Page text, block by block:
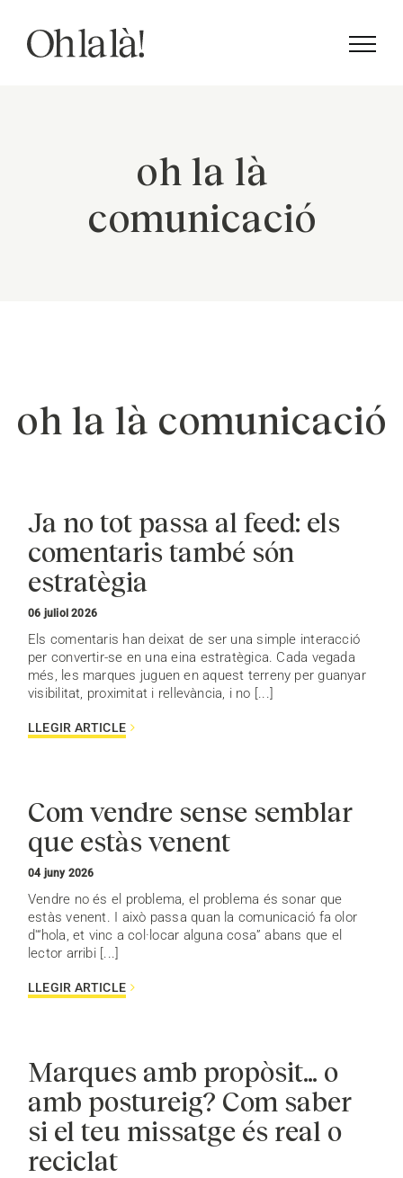
content
oh la là
comunicació
oh la là comunicació
Ja no tot passa al feed: els
comentaris també són
estratègia
06 juliol 2026
Els comentaris han deixat de ser una simple interacció
per convertir-se en una eina estratègica. Cada vegada
més, les marques juguen en aquest terreny per guanyar
visibilitat, proximitat i rellevància, i no [...]
LLEGIR ARTICLE
Com vendre sense semblar
que estàs venent
04 juny 2026
Vendre no és el problema, el problema és sonar que
estàs venent. I això passa quan la comunicació fa olor
d'“hola, et vinc a col·locar alguna cosa” abans que el
lector arribi [...]
LLEGIR ARTICLE
Marques amb propòsit… o
amb postureig? Com saber
si el teu missatge és real o
reciclat